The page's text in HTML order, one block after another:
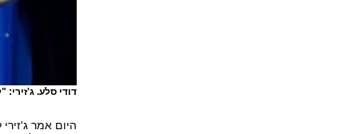
דודי סלע.
היום אמר